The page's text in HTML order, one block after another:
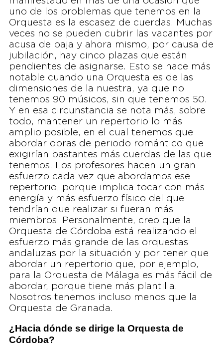
uno de los problemas que tenemos en la
Orquesta es la escasez de cuerdas. Muchas
veces no se pueden cubrir las vacantes por
acusa de baja y ahora mismo, por causa de
jubilación, hay cinco plazas que están
pendientes de asignarse. Esto se hace más
notable cuando una Orquesta es de las
dimensiones de la nuestra, ya que no
tenemos 90 músicos, sin que tenemos 50.
Y en esa circunstancia se nota más, sobre
todo, mantener un repertorio lo más
amplio posible, en el cual tenemos que
abordar obras de periodo romántico que
exigirían bastantes más cuerdas de las que
tenemos. Los profesores hacen un gran
esfuerzo cada vez que abordamos ese
repertorio, porque implica tocar con más
energía y más esfuerzo físico del que
tendrían que realizar si fueran más
miembros. Personalmente, creo que la
Orquesta de Córdoba está realizando el
esfuerzo más grande de las orquestas
andaluzas por la situación y por tener que
abordar un repertorio que, por ejemplo,
para la Orquesta de Málaga es más fácil de
abordar, porque tiene más plantilla.
Nosotros tenemos incluso menos que la
Orquesta de Granada.
¿Hacia dónde se dirige la Orquesta de
Córdoba?